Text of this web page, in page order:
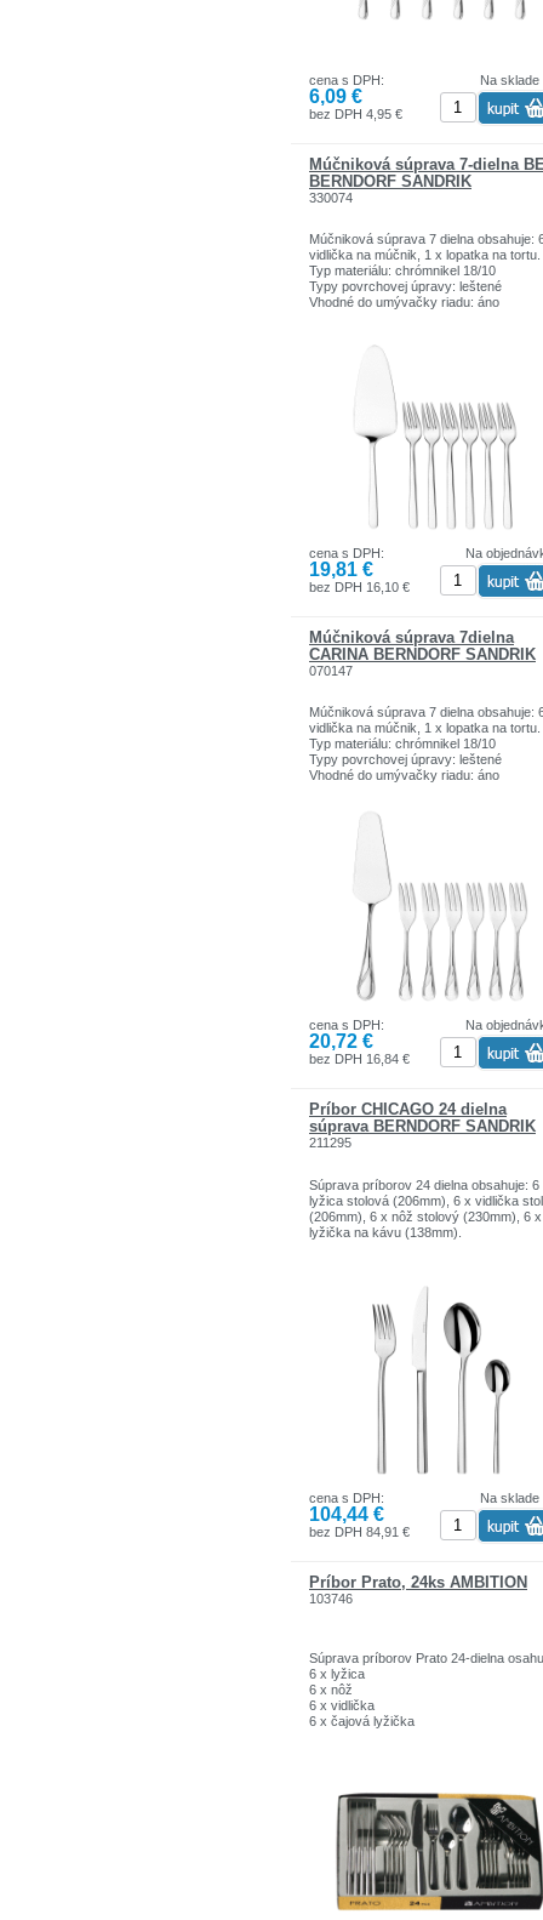
Na sklade
cena s DPH:
6,09 €
bez DPH 4,95 €
Múčniková súprava 7-dielna
BERNDORF SANDRIK
330074
Múčniková súprava 7 dielna obsahuje:
vidlička na múčnik, 1 x lopatka na tortu.
Typ materiálu: chrómnikel 18/10
Typy povrchovej úpravy: leštené
Vhodné do umývačky riadu: áno
Na
cena s DPH:
19,81 €
bez DPH 16,10 €
Múčniková súprava 7dielna
CARINA BERNDORF SANDRIK
070147
Múčniková súprava 7 dielna obsahuje:
vidlička na múčnik, 1 x lopatka na tortu.
Typ materiálu: chrómnikel 18/10
Typy povrchovej úpravy: leštené
Vhodné do umývačky riadu: áno
Na
cena s DPH:
20,72 €
bez DPH 16,84 €
Príbor CHICAGO 24 dielna
súprava BERNDORF SANDRIK
211295
Súprava príborov 24 dielna obsahuje: 6
lyžica stolová (206mm), 6 x vidlička
(206mm), 6 x nôž stolový (230mm), 6 x
lyžička na kávu (138mm).
Na sklade
cena s DPH:
104,44 €
bez DPH 84,91 €
Príbor Prato, 24ks AMBITION
103746
Súprava príborov Prato 24-dielna
6 x lyžica
6 x nôž
6 x vidlička
6 x čajová lyžička